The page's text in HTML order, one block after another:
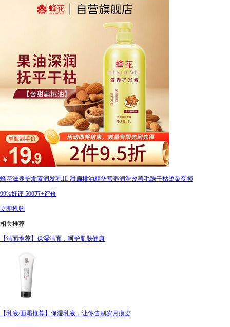
蜂花滋养护发素润发乳1L 甜扁桃油精华营养润滑改善毛躁干枯烫染受损
99%好评 500万+评价
立即抢购
相关推荐
【洁面推荐】保湿洁面，呵护肌肤健康
【乳液/面霜推荐】保湿乳液，让你告别岁月痕迹